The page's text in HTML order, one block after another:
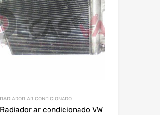
RADIADOR AR CONDICIONADO
Radiador ar condicionado VW